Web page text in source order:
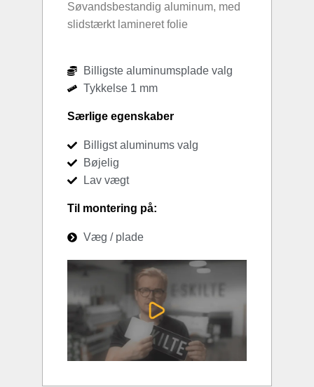
Søvandsbestandig aluminum, med
slidstærkt lamineret folie
Billigste aluminumsplade valg
Tykkelse 1 mm
Særlige egenskaber
Billigst aluminums valg
Bøjelig
Lav vægt
Til montering på:
Væg / plade